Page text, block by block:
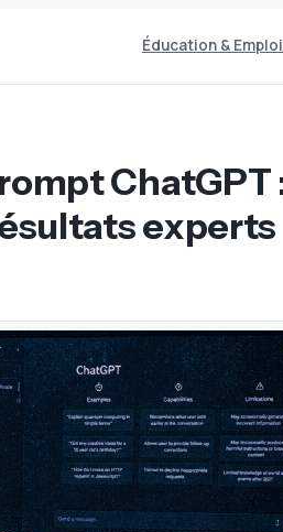
Éducation & Emploi
ChatGPT
experts